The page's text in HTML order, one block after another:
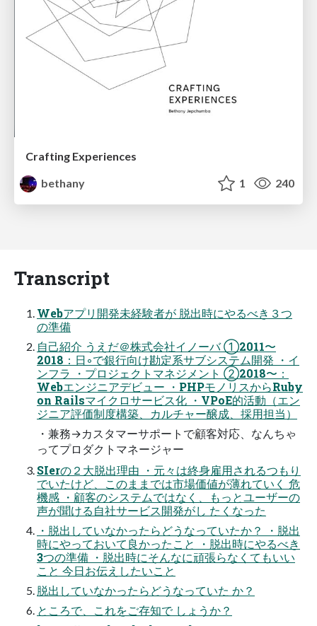
Crafting Experiences
bethany
1 240
Transcript
Webアプリ開発未経験者が 脱出時にやるべき３つ
の準備
自己紹介 うえだ＠株式会社イノーバ ①2011〜
2018：日◦で銀行向け勘定系サブシステム開発 ・イ
ンフラ ・プロジェクトマネジメント ②2018〜：
Webエンジニアデビュー ・PHPモノリスからRuby
on Railsマイクロサービス化 ・VPoE的活動（エン
ジニア評価制度構築、カルチャー醸成、採用担当）
・兼務→カスタマーサポートで顧客対応、なんちゃ
ってプロダクトマネージャー
SIerの２大脱出理由 ・元々は終身雇用されるつもり
でいたけど、このままでは市場価値が薄れていく 危
機感 ・顧客のシステムではなく、もっとユーザーの
声が聞ける自社サービス開発がし たくなった
・脱出していなかったらどうなっていたか？ ・脱出
時にやっておいて良かったこと ・脱出時にやるべき
3つの準備 ・脱出時にそんなに頑張らなくてもいい
こと 今日お伝えしたいこと
脱出していなかったらどうなっていた か？
ところで、これをご存知で しょうか？